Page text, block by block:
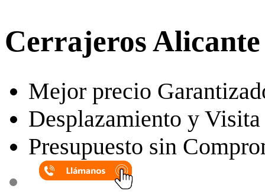
Cerrajeros Alicante
Mejor precio
Desplazamiento y
Presupuesto sin